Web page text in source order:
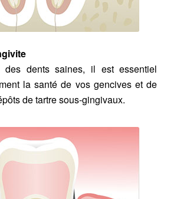
des dents saines, il est essentiel
la santé de vos gencives et de
de tartre sous-gingivaux.